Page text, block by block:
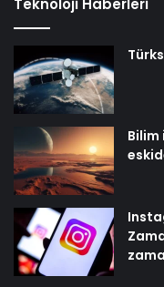
Teknoloji Haberleri
Bilim